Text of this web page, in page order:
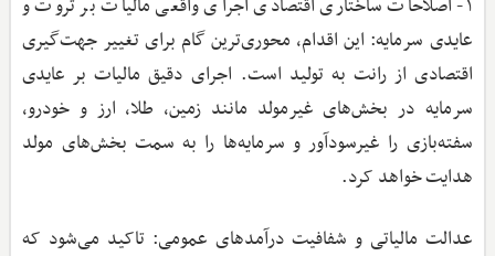
۱- اصلاحات ساختاری اقتصادی اجرای واقعی مالیات بر ثروت و
عایدی سرمایه: این اقدام، محوری‌ترین گام برای تغییر جهت‌گیری
اقتصادی از رانت به تولید است. اجرای دقیق مالیات بر عایدی
سرمایه در بخش‌های غیرمولد مانند زمین، طلا، ارز و خودرو،
سفته‌بازی را غیرسودآور و سرمایه‌ها را به سمت بخش‌های مولد
هدایت خواهد کرد.
عدالت مالیاتی و شفافیت درآمدهای عمومی: تاکید می‌شود که